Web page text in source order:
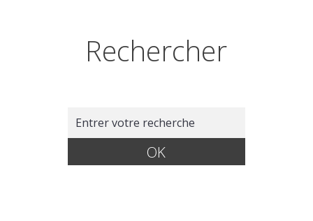
Rechercher